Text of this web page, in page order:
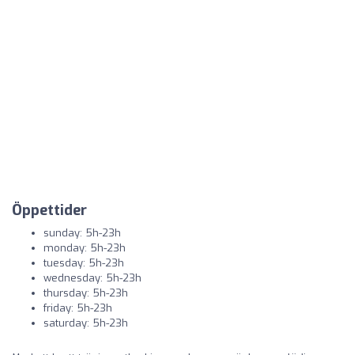
Öppettider
sunday: 5h-23h
monday: 5h-23h
tuesday: 5h-23h
wednesday: 5h-23h
thursday: 5h-23h
friday: 5h-23h
saturday: 5h-23h